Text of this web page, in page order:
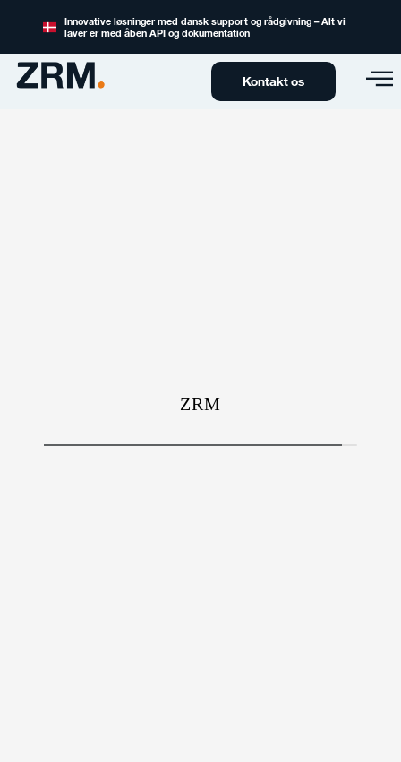
Innovative løsninger med dansk support og rådgivning – Alt vi
laver er med åben API og dokumentation
Kontakt os